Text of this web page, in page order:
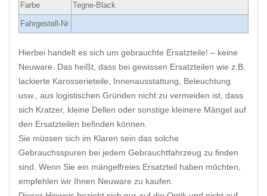
Farbe Tegne-Black
Fahrgestell-Nr
Hierbei handelt es sich um gebrauchte Ersatzteile! – keine
Neuware. Das heißt, dass bei gewissen Ersatzteilen wie z.B.
lackierte Karosserieteile, Innenausstattung, Beleuchtung
usw., aus logistischen Gründen nicht zu vermeiden ist, dass
sich Kratzer, kleine Dellen oder sonstige kleinere Mängel auf
den Ersatzteilen befinden können.
Sie müssen sich im Klaren sein das solche
Gebrauchsspuren bei jedem Gebrauchtfahrzeug zu finden
sind. Wenn Sie ein mängelfreies Ersatzteil haben möchten,
empfehlen wir Ihnen Neuware zu kaufen.